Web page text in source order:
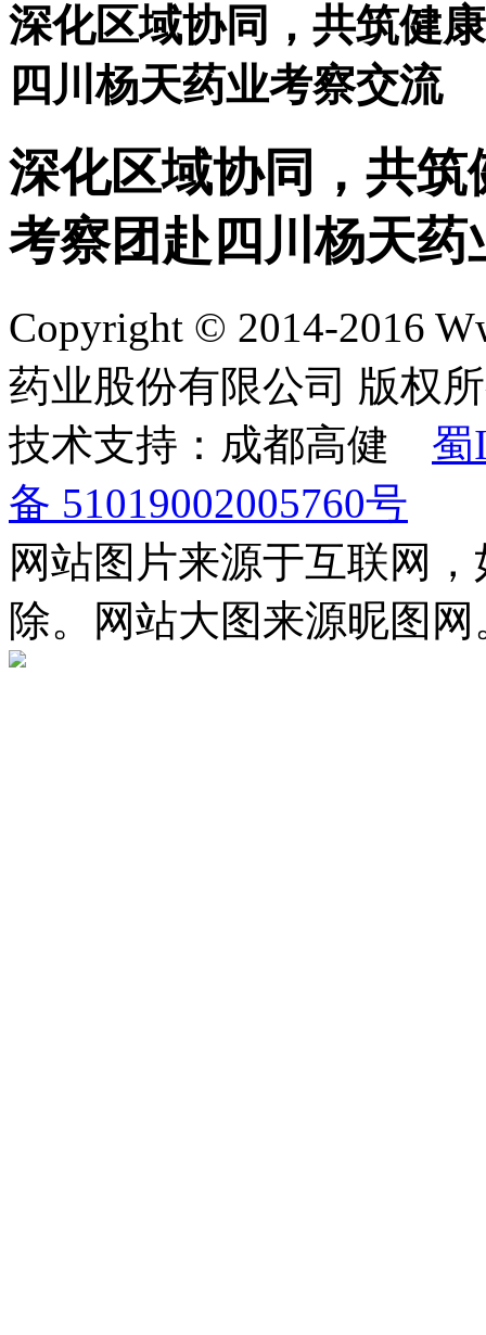
深化区域协同，共筑健
四川杨天药业考察交流
深化区域协同，共
考察团赴四川杨天药
Copyright © 2014-2016
药业股份有限公司 版权
技术支持：成都高健 蜀
备 51019002005760号
网站图片来源于互联网
除。网站大图来源昵图网